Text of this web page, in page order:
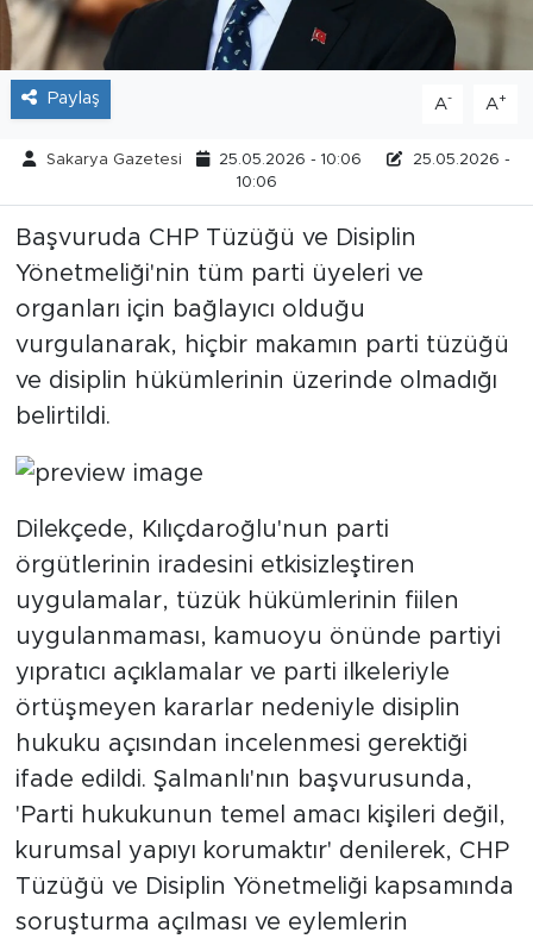
Paylaş A- A+
Sakarya Gazetesi 25.05.2026 - 10:06
25.05.2026 -
10:06
Başvuruda CHP Tüzüğü ve Disiplin
Yönetmeliği'nin tüm parti üyeleri ve
organları için bağlayıcı olduğu
vurgulanarak, hiçbir makamın parti tüzüğü
ve disiplin hükümlerinin üzerinde olmadığı
belirtildi.
Dilekçede, Kılıçdaroğlu'nun parti
örgütlerinin iradesini etkisizleştiren
uygulamalar, tüzük hükümlerinin fiilen
uygulanmaması, kamuoyu önünde partiyi
yıpratıcı açıklamalar ve parti ilkeleriyle
örtüşmeyen kararlar nedeniyle disiplin
hukuku açısından incelenmesi gerektiği
ifade edildi. Şalmanlı'nın başvurusunda,
'Parti hukukunun temel amacı kişileri değil,
kurumsal yapıyı korumaktır' denilerek, CHP
Tüzüğü ve Disiplin Yönetmeliği kapsamında
soruşturma açılması ve eylemlerin
Politika